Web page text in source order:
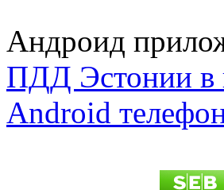
Андроид
ПДД Эстонии в
Android